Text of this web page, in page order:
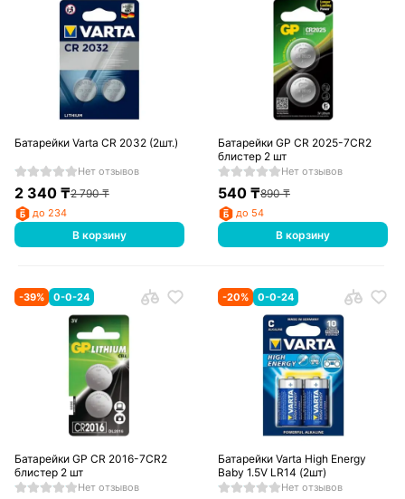
Батарейки Varta CR 2032 (2шт.)
Нет отзывов
2 340₸2 790₸
до 234
В корзину
Батарейки GP CR 2025-7CR2
блистер 2 шт
Нет отзывов
540 ₸890₸
до 54
В корзину
-39% 0-0-24
Батарейки GP CR 2016-7CR2
блистер 2 шт
Нет отзывов
-20% 0-0-24
Батарейки Varta High Energy
Baby 1.5V LR14 (2шт)
Нет отзывов